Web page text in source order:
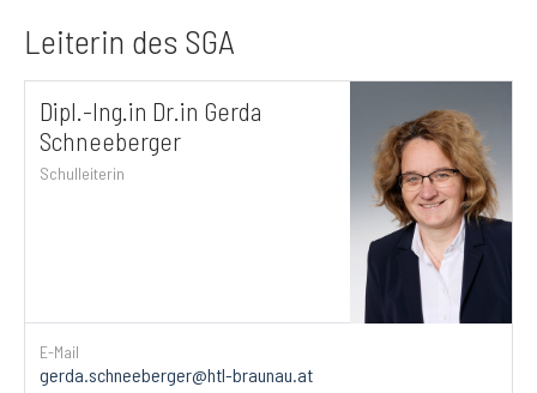
Leiterin des SGA
Dipl.-Ing.in Dr.in Gerda
Schneeberger
Schulleiterin
E-Mail
gerda.schneeberger@htl-braunau.at